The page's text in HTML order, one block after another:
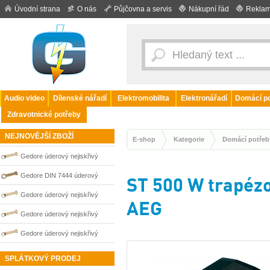
Úvodní strana O nás Půjčovna a servis Nákupní řád
Audio video Dílenské nářadí Elektromobilita Elektronářadí
Domácí
Zdravotnické potřeby
NEJNOVĚJŠÍ ZBOŽÍ
Gedore úderový nejiskřivý
plochý klíč vyhnutý 85 mm
0100263S
Gedore DIN 7444 úderový
nejiskřivý plochý (palcový) klíč
0100201S
Gedore úderový nejiskřivý
plochý klíč vyhnutý 75 mm
0100261S
Gedore úderový nejiskřivý
plochý klíč vyhnutý 100 mm
0100266S
Gedore úderový nejiskřivý
plochý klíč vyhnutý 70 mm
SPLÁTKOVÝ PRODEJ
E-shop Kategorie Domácí
ST 500 W
AEG